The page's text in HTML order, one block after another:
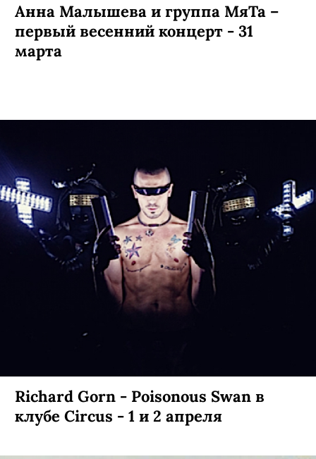
Анна Малышева и группа МяТа –
первый весенний концерт - 31
марта
Richard Gorn - Poisonous Swan в
клубе Circus - 1 и 2 апреля